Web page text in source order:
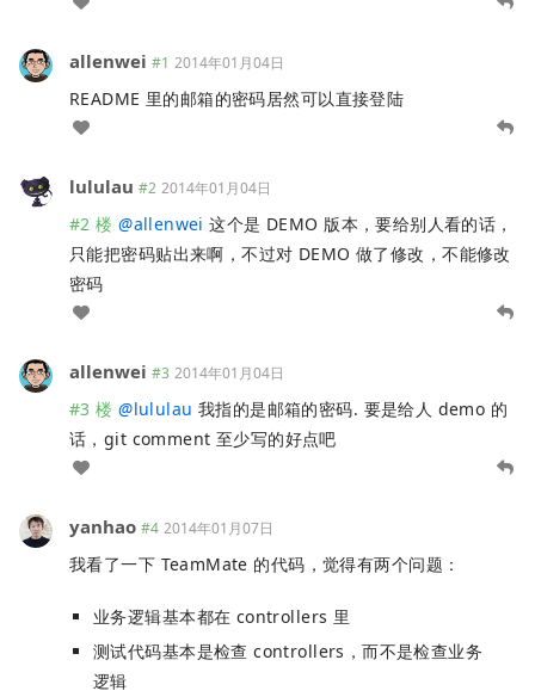
allenwei #1 2014年01月04日
README 里的邮箱的密码居然可以直接登陆
lululau #2 2014年01月04日
#2 楼 @allenwei 这个是 DEMO 版本，要给别人看的话，
只能把密码贴出来啊，不过对 DEMO 做了修改，不能修改
密码
allenwei #3 2014年01月04日
#3 楼 @lululau 我指的是邮箱的密码. 要是给人 demo 的
话，git comment 至少写的好点吧
yanhao #4 2014年01月07日
我看了一下 TeamMate 的代码，觉得有两个问题：
业务逻辑基本都在 controllers 里
测试代码基本是检查 controllers，而不是检查业务
逻辑